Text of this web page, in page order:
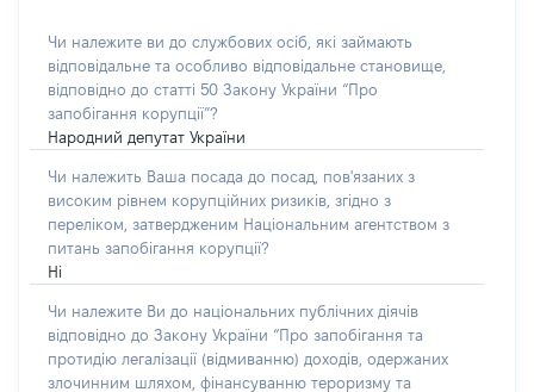
Чи належите ви до службових осіб, які займають
відповідальне та особливо відповідальне становище,
відповідно до статті 50 Закону України “Про
запобігання корупції”?
Народний депутат України
Чи належить Ваша посада до посад, пов'язаних з
високим рівнем корупційних ризиків, згідно з
переліком, затвердженим Національним агентством з
питань запобігання корупції?
Ні
Чи належите Ви до національних публічних діячів
відповідно до Закону України “Про запобігання та
протидію легалізації (відмиванню) доходів, одержаних
злочинним шляхом, фінансуванню тероризму та